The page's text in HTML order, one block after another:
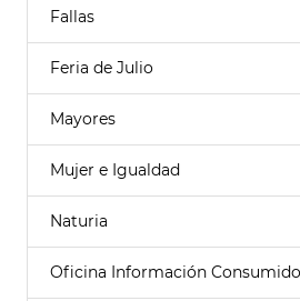
Fallas
Feria de Julio
Mayores
Mujer e Igualdad
Naturia
Oficina Información